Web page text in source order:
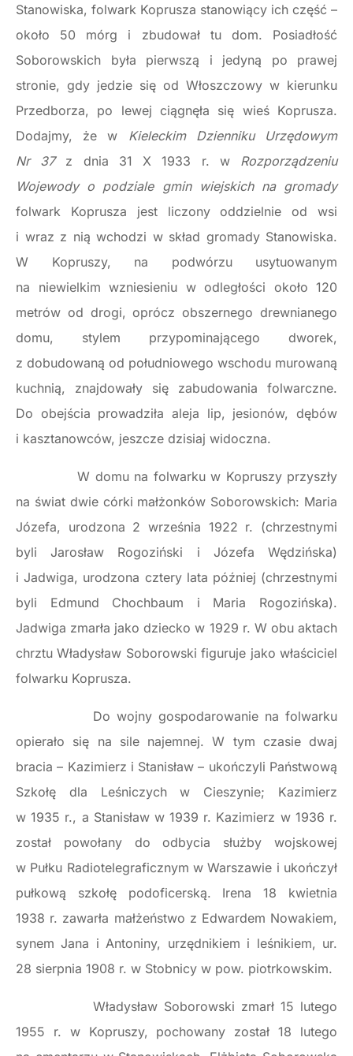
Stanowiska, folwark Koprusza stanowiący ich część –
około 50 mórg i zbudował tu dom. Posiadłość
Soborowskich była pierwszą i jedyną po prawej
stronie, gdy jedzie się od Włoszczowy w kierunku
Przedborza, po lewej ciągnęła się wieś Koprusza.
Dodajmy, że w Kieleckim Dzienniku Urzędowym
Nr 37z dnia 31 X 1933 r. w Rozporządzeniu
Wojewody o podziale gmin wiejskich na gromady
folwark Koprusza jest liczony oddzielnie od wsi
i wraz z nią wchodzi w skład gromady Stanowiska.
W Kopruszy, na podwórzu usytuowanym
na niewielkim wzniesieniu w odległości około 120
metrów od drogi, oprócz obszernego drewnianego
domu, stylem przypominającego dworek,
z dobudowaną od południowego wschodu murowaną
kuchnią, znajdowały się zabudowania folwarczne.
Do obejścia prowadziła aleja lip, jesionów, dębów
i kasztanowców, jeszcze dzisiaj widoczna.
W domu na folwarku w Kopruszy przyszły
na świat dwie córki małżonków Soborowskich: Maria
Józefa, urodzona 2 września 1922 r. (chrzestnymi
byli Jarosław Rogoziński i Józefa Wędzińska)
i Jadwiga, urodzona cztery lata później (chrzestnymi
byli Edmund Chochbaum i Maria Rogozińska).
Jadwiga zmarła jako dziecko w 1929 r. W obu aktach
chrztu Władysław Soborowski figuruje jako właściciel
folwarku Koprusza.
Do wojny gospodarowanie na folwarku
opierało się na sile najemnej. W tym czasie dwaj
bracia – Kazimierz i Stanisław – ukończyli Państwową
Szkołę dla Leśniczych w Cieszynie; Kazimierz
w 1935 r., a Stanisław w 1939 r. Kazimierz w 1936 r.
został powołany do odbycia służby wojskowej
w Pułku Radiotelegraficznym w Warszawie i ukończył
pułkową szkołę podoficerską. Irena 18 kwietnia
1938 r. zawarła małżeństwo z Edwardem Nowakiem,
synem Jana i Antoniny, urzędnikiem i leśnikiem, ur.
28 sierpnia 1908 r. w Stobnicy w pow. piotrkowskim.
Władysław Soborowski zmarł 15 lutego
1955 r. w Kopruszy, pochowany został 18 lutego